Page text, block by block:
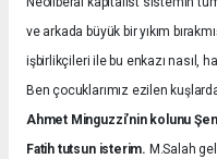
ve arkada büyük bir yıkım
işbirlikçileri ile bu enkazı nasıl,
Ben çocuklarımız ezilen
Ahmet Minguzzi’nin kolunu
Fatih tutsun isterim. M.Salah